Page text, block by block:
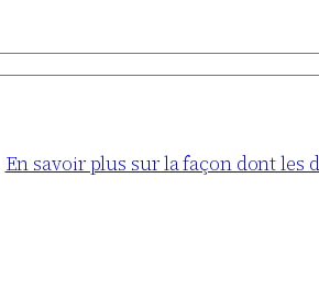
En savoir plus sur la façon dont les